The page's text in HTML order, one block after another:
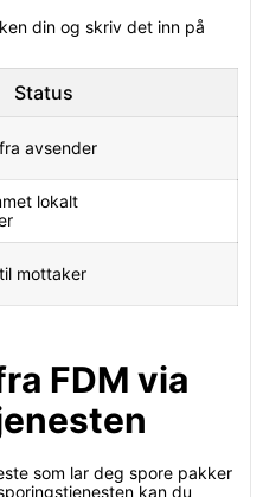
din og skriv det inn på
Status
avsender
lokalt
mottaker
FDM via
som lar deg spore pakker
kan du